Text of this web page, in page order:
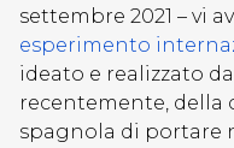
settembre 2021 – vi
esperimento
ideato e realizzato da
recentemente, della
spagnola di portare